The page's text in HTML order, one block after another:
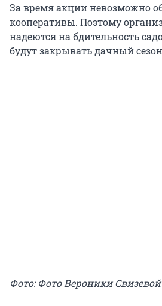
За время акции невозможно
кооперативы. Поэтому
надеются на бдительность
будут закрывать дачный
Фото: Фото Вероники Свизевой